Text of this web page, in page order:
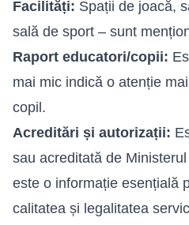
Facilități: Spații de joacă,
sală de sport – sunt
Raport educatori/copii:
mai mic indică o atenție
copil.
Acreditări și autorizații:
sau acreditată de
este o informație esențială
calitatea și legalitatea